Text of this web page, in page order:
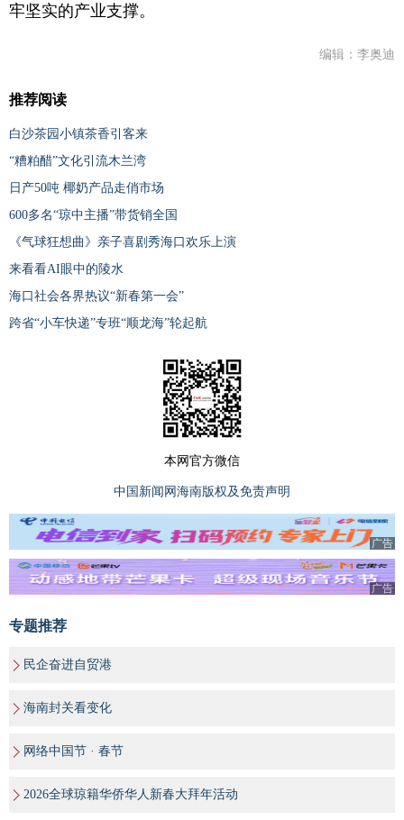
牢坚实的产业支撑。
编辑：李奥迪
推荐阅读
白沙茶园小镇茶香引客来
“糟粕醋”文化引流木兰湾
日产50吨 椰奶产品走俏市场
600多名“琼中主播”带货销全国
《气球狂想曲》亲子喜剧秀海口欢乐上演
来看看AI眼中的陵水
海口社会各界热议“新春第一会”
跨省“小车快递”专班“顺龙海”轮起航
本网官方微信
中国新闻网海南版权及免责声明
广告
广告
专题推荐
民企奋进自贸港
海南封关看变化
网络中国节 · 春节
2026全球琼籍华侨华人新春大拜年活动